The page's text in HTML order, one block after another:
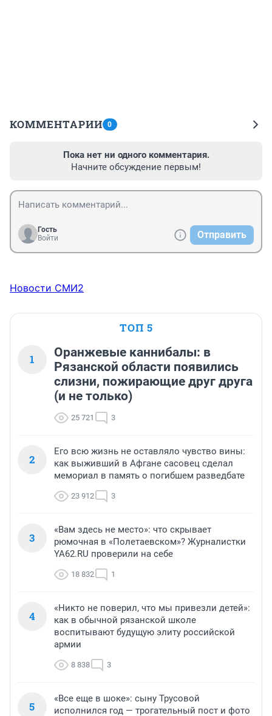
КОММЕНТАРИИ 0
Пока нет ни одного комментария.
Начните обсуждение первым!
Гость
Войти
Отправить
Новости СМИ2
ТОП 5
1
Оранжевые каннибалы: в
Рязанской области появились
слизни, пожирающие друг друга
(и не только)
25 721 3
2
Его всю жизнь не оставляло чувство вины:
как выживший в Афгане сасовец сделал
мемориал в память о погибшем разведбате
23 912 3
3
«Вам здесь не место»: что скрывает
рюмочная в «Полетаевском»? Журналистки
YA62.RU проверили на себе
18 832 1
4
«Никто не поверил, что мы привезли детей»:
как в обычной рязанской школе
воспитывают будущую элиту российской
армии
8 838 3
5
«Все еще в шоке»: сыну Трусовой
исполнился год — трогательный пост и фото